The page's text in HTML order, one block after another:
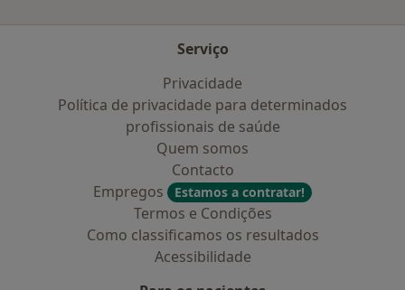
Serviço
Privacidade
Política de privacidade para determinados
profissionais de saúde
Quem somos
Contacto
Empregos
Estamos a contratar!
Termos e Condições
Como classificamos os resultados
Acessibilidade